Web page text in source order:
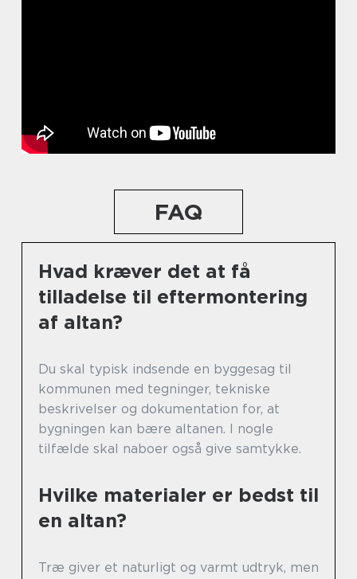
FAQ
Hvad kræver det at få
tilladelse til eftermontering
af altan?
Du skal typisk indsende en byggesag til
kommunen med tegninger, tekniske
beskrivelser og dokumentation for, at
bygningen kan bære altanen. I nogle
tilfælde skal naboer også give samtykke.
Hvilke materialer er bedst til
en altan?
Træ giver et naturligt og varmt udtryk, men